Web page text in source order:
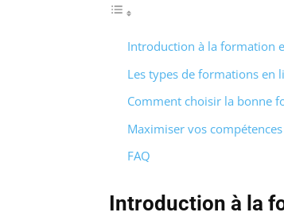
Introduction à la formation
Les types de formations en
Comment choisir la bonne
Maximiser vos
FAQ
Introduction à la